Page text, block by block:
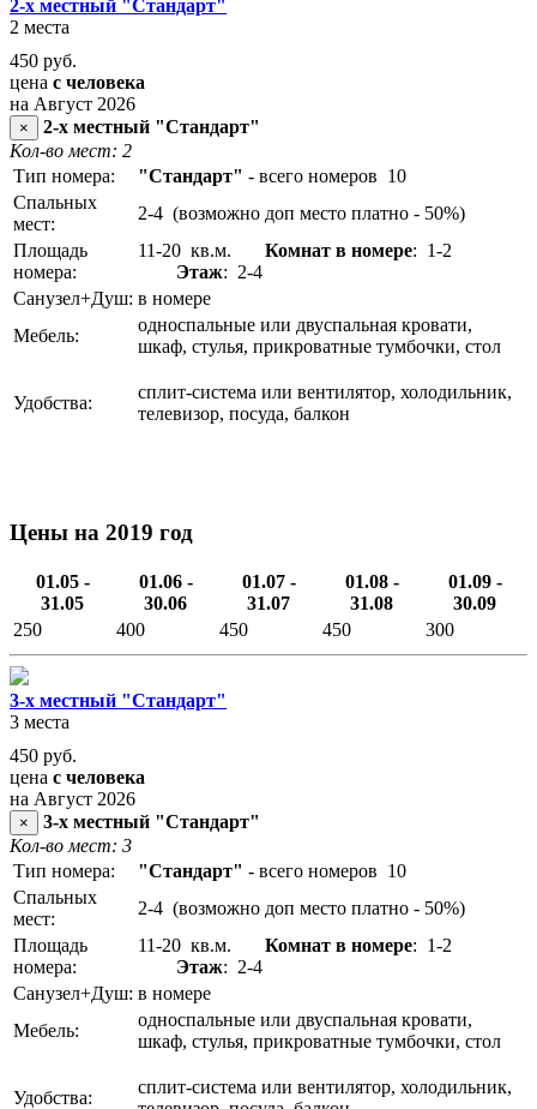
2-х местный "Стандарт"
2 места
450 руб.
цена с человека
на Август 2026
×
2-х местный "Стандарт"
Кол-во мест: 2
Тип номера:
"Стандарт" - всего номеров 10
Спальных
мест:
2-4 (возможно доп место платно - 50%)
Площадь
номера:
11-20 кв.м. Комнат в номере: 1-2
Этаж: 2-4
Санузел+Душ: в номере
Мебель:
односпальные или двуспальная кровати,
шкаф, стулья, прикроватные тумбочки, стол
Удобства:
сплит-система или вентилятор, холодильник,
телевизор, посуда, балкон
Цены на 2019 год
01.05 -
31.05
01.06 -
30.06
01.07 -
31.07
01.08 -
31.08
01.09 -
30.09
250
400 450 450 300
3-х местный "Стандарт"
3 места
450 руб.
цена с человека
на Август 2026
×
3-х местный "Стандарт"
Кол-во мест: 3
Тип номера:
"Стандарт" - всего номеров 10
Спальных
мест:
2-4 (возможно доп место платно - 50%)
Площадь
номера:
11-20 кв.м. Комнат в номере: 1-2
Этаж: 2-4
Санузел+Душ: в номере
Мебель:
односпальные или двуспальная кровати,
шкаф, стулья, прикроватные тумбочки, стол
Удобства:
сплит-система или вентилятор, холодильник,